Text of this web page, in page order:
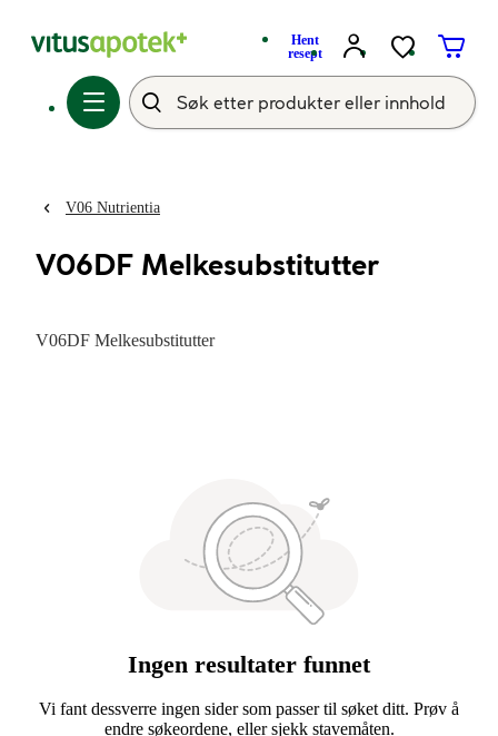
Hent
resept
V06 Nutrientia
V06DF Melkesubstitutter
V06DF Melkesubstitutter
Ingen resultater funnet
Vi fant dessverre ingen sider som passer til søket ditt. Prøv å
endre søkeordene, eller sjekk stavemåten.